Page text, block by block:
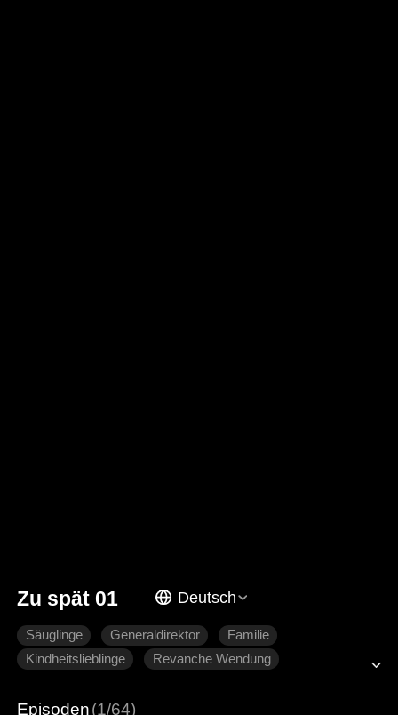
Zu spät 01 Deutsch
Säuglinge Generaldirektor
Familie
Kindheitslieblinge
Revanche Wendung
Episoden(1/64)